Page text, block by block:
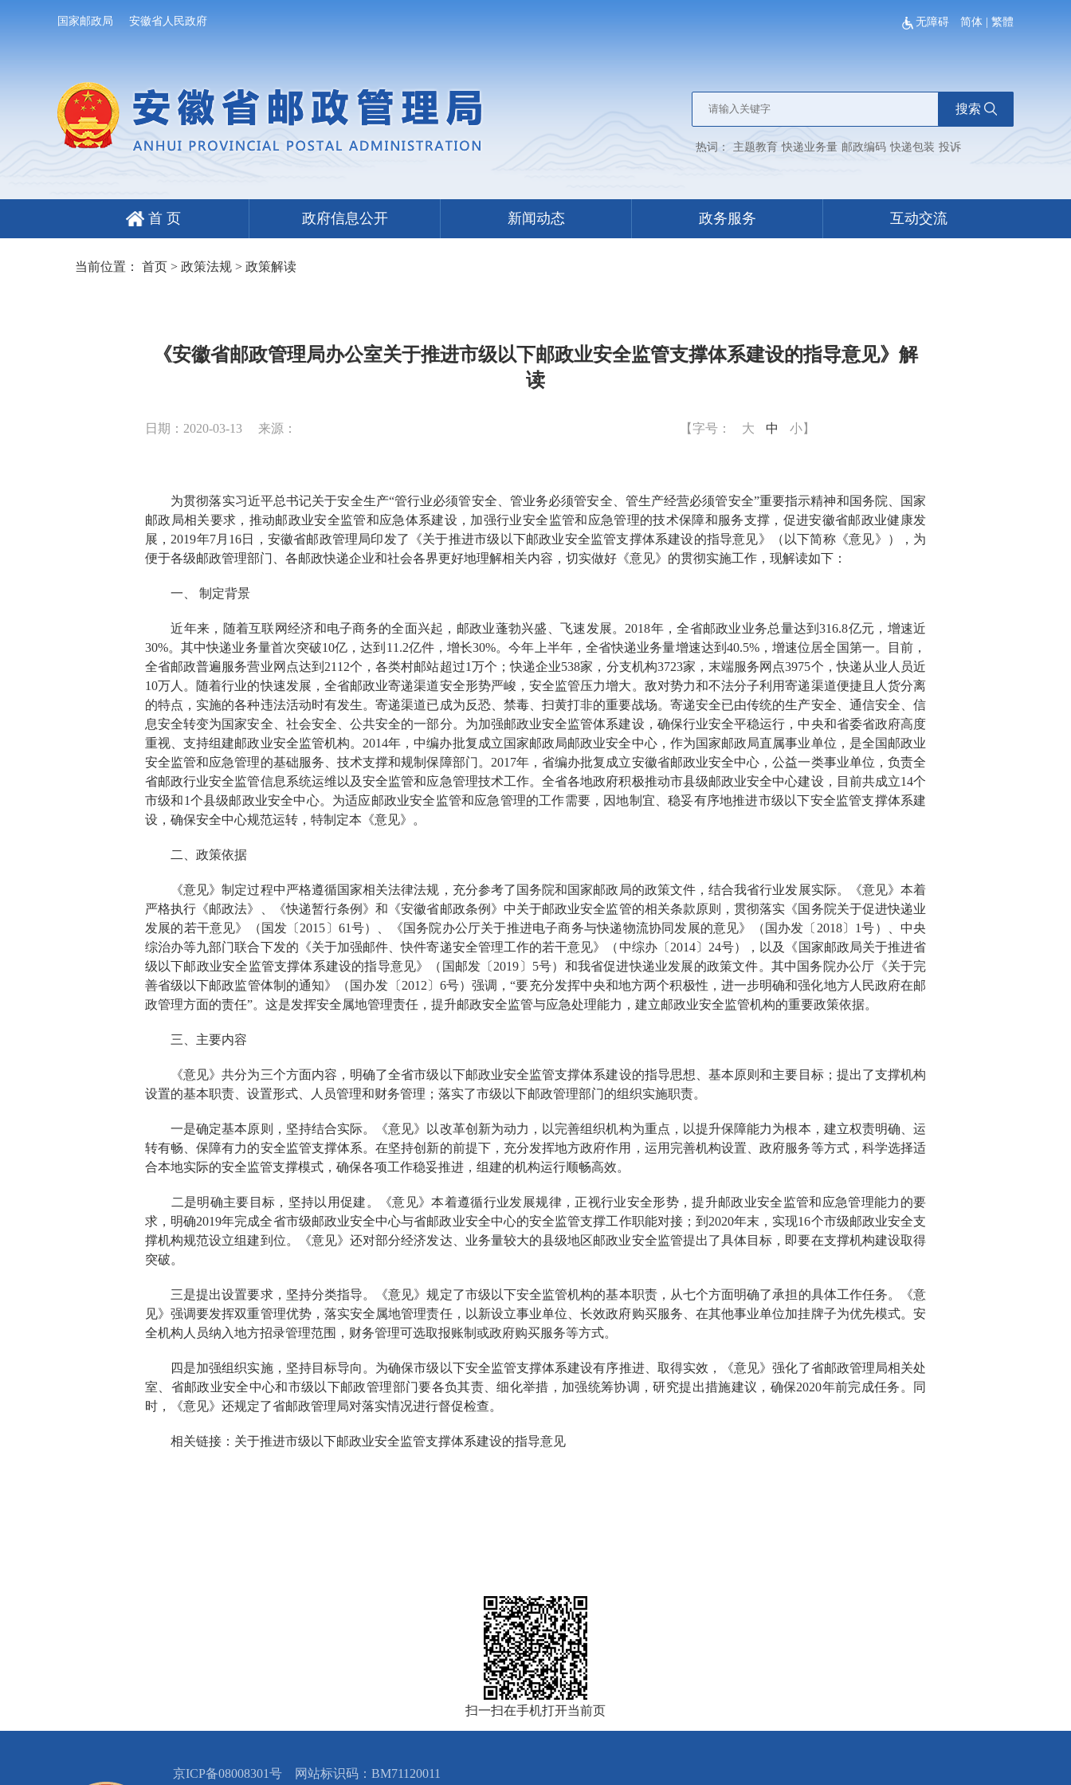
国家邮政局 安徽省人民政府 无障碍 简体 繁體
搜索
热词： 主题教育 快递业务量 邮政编码 快递包装 投诉
首 页 政府信息公开 新闻动态 政务服务 互动交流
当前位置： 首页> 政策法规> 政策解读
《安徽省邮政管理局办公室关于推进市级以下邮政业安全监管支撑体系建设的指导意见》解
读
日期：2020-03-13 来源： 【字号： 大 中 小】
为贯彻落实习近平总书记关于安全生产“管行业必须管安全、管业务必须管安全、管生产经营必须管安全”重要指示精神和国务院、国家
邮政局相关要求，推动邮政业安全监管和应急体系建设，加强行业安全监管和应急管理的技术保障和服务支撑，促进安徽省邮政业健康发
展，2019年7月 16日，安徽省邮政管理局印发了《关于推进市级以下邮政业安全监管支撑体系建设的指导意见》（以下简称《意见》），为
便于各级邮政管理部门、各邮政快递企业和社会各界更好地理解相关内容，切实做好《意见》的贯彻实施工作，现解读如下：
一、 制定背景
近年来，随着互联网经济和电子商务的全面兴起，邮政业蓬勃兴盛、飞速发展。2018年，全省邮政业业务总量达到316.8亿元，增速近
30%。其中快递业务量首次突破10亿，达到 11.2亿件，增长30%。今年上半年，全省快递业务量增速达到 40.5%，增速位居全国第一。目前，
全省邮政普遍服务营业网点达到 2112个，各类村邮站超过1万个；快递企业538家，分支机构3723家，末端服务网点3975个，快递从业人员近
10万人。随着行业的快速发展，全省邮政业寄递渠道安全形势严峻，安全监管压力增大。敌对势力和不法分子利用寄递渠道便捷且人货分离
的特点，实施的各种违法活动时有发生。寄递渠道已成为反恐、禁毒、扫黄打非的重要战场。寄递安全已由传统的生产安全、通信安全、信
息安全转变为国家安全、社会安全、公共安全的一部分。为加强邮政业安全监管体系建设，确保行业安全平稳运行，中央和省委省政府高度
重视、支持组建邮政业安全监管机构。2014年，中编办批复成立国家邮政局邮政业安全中心，作为国家邮政局直属事业单位，是全国邮政业
安全监管和应急管理的基础服务、技术支撑和规制保障部门。 2017年，省编办批复成立安徽省邮政业安全中心，公益一类事业单位，负责全
省邮政行业安全监管信息系统运维以及安全监管和应急管理技术工作。全省各地政府积极推动市县级邮政业安全中心建设，目前共成立14个
市级和1个县级邮政业安全中心。为适应邮政业安全监管和应急管理的工作需要，因地制宜、稳妥有序地推进市级以下安全监管支撑体系建
设，确保安全中心规范运转，特制定本《意见》。
二、政策依据
《意见》制定过程中严格遵循国家相关法律法规，充分参考了国务院和国家邮政局的政策文件，结合我省行业发展实际。《意见》本着
严格执行《邮政法》、
《快递暂行条例》和《安徽省邮政条例》中关于邮政业安全监管的相关条款原则，贯彻落实《国务院关于促进快递业
发展的若干意见》（国发〔2015 〕 61号）、《国务院办公厅关于推进电子商务与快递物流协同发展的意见》（国办发〔 2018〕 1号）、中央
综治办等九部门联合下发的《关于加强邮件、快件寄递安全管理工作的若干意见》（中综办〔2014〕 24号），以及《国家邮政局关于推进省
级以下邮政业安全监管支撑体系建设的指导意见》（国邮发〔2019 〕 5号）和我省促进快递业发展的政策文件。其中国务院办公厅《关于完
善省级以下邮政监管体制的通知》（国办发〔2012〕 6号）强调，“要充分发挥中央和地方两个积极性，进一步明确和强化地方人民政府在邮
政管理方面的责任”。这是发挥安全属地管理责任，提升邮政安全监管与应急处理能力，建立邮政业安全监管机构的重要政策依据。
三、主要内容
《意见》共分为三个方面内容，明确了全省市级以下邮政业安全监管支撑体系建设的指导思想、基本原则和主要目标；提出了支撑机构
设置的基本职责、设置形式、人员管理和财务管理；落实了市级以下邮政管理部门的组织实施职责。
一是确定基本原则，坚持结合实际。《意见》以改革创新为动力，以完善组织机构为重点，以提升保障能力为根本，建立权责明确、运
转有畅、保障有力的安全监管支撑体系。在坚持创新的前提下，充分发挥地方政府作用，运用完善机构设置、政府服务等方式，科学选择适
合本地实际的安全监管支撑模式，确保各项工作稳妥推进，组建的机构运行顺畅高效。
二是明确主要目标，坚持以用促建。《意见》本着遵循行业发展规律，正视行业安全形势，提升邮政业安全监管和应急管理能力的要
求，明确2019年完成全省市级邮政业安全中心与省邮政业安全中心的安全监管支撑工作职能对接；到2020年末，实现16个市级邮政业安全支
撑机构规范设立组建到位。《意见》还对部分经济发达、业务量较大的县级地区邮政业安全监管提出了具体目标，即要在支撑机构建设取得
突破。
三是提出设置要求，坚持分类指导。《意见》规定了市级以下安全监管机构的基本职责，从七个方面明确了承担的具体工作任务。《意
见》强调要发挥双重管理优势，落实安全属地管理责任，以新设立事业单位、长效政府购买服务、在其他事业单位加挂牌子为优先模式。安
全机构人员纳入地方招录管理范围，财务管理可选取报账制或政府购买服务等方式。
四是加强组织实施，坚持目标导向。为确保市级以下安全监管支撑体系建设有序推进、取得实效，《意见》强化了省邮政管理局相关处
室、省邮政业安全中心和市级以下邮政管理部门要各负其责、细化举措，加强统筹协调，研究提出措施建议，确保2020年前完成任务。同
时，《意见》还规定了省邮政管理局对落实情况进行督促检查。
相关链接： 关于推进市级以下邮政业安全监管支撑体系建设的指导意见
扫一扫在手机打开当前页
京ICP备08008301号 网站标识码：BM71120011